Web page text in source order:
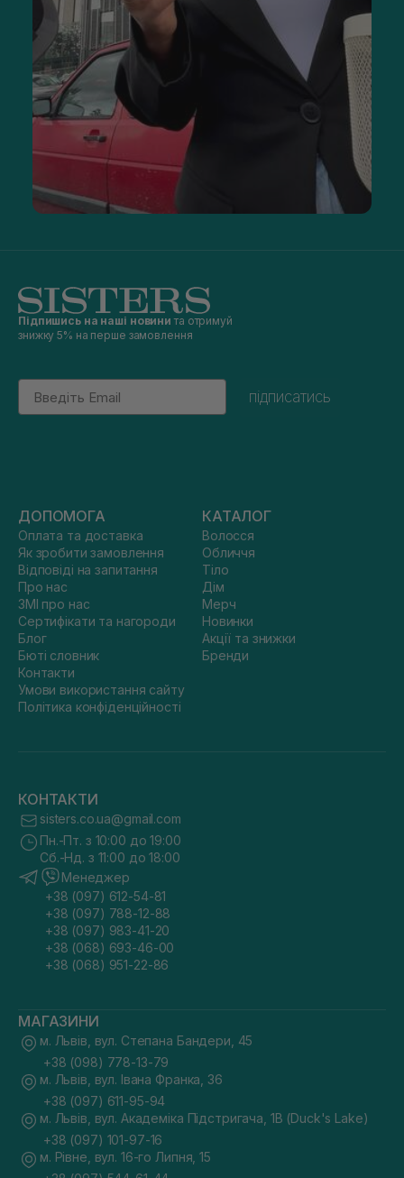
Підпишись на наші новини та отримуй
знижку 5% на перше замовлення
Email
підписатись
ДОПОМОГА
Оплата та доставка
Як зробити замовлення
Відповіді на запитання
Про нас
ЗМІ про нас
Сертифікати та нагороди
Блог
Бюті словник
Контакти
Умови використання сайту
Політика конфіденційності
КАТАЛОГ
Волосся
Обличчя
Тіло
Дім
Мерч
Новинки
Акції та знижки
Бренди
КОНТАКТИ
sisters.co.ua@gmail.com
Пн.-Пт. з 10:00 до 19:00
Сб.-Нд. з 11:00 до 18:00
Менеджер
+38 (097) 612-54-81
+38 (097) 788-12-88
+38 (097) 983-41-20
+38 (068) 693-46-00
+38 (068) 951-22-86
МАГАЗИНИ
м. Львів, вул. Степана Бандери, 45
+38 (098) 778-13-79
м. Львів, вул. Івана Франка, 36
+38 (097) 611-95-94
м. Львів, вул. Академіка Підстригача, 1В (Duck's Lake)
+38 (097) 101-97-16
м. Рівне, вул. 16-го Липня, 15